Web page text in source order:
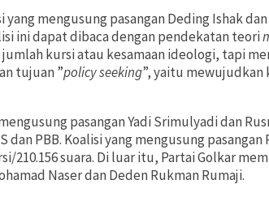
mengusung pasangan Deding Ishak
ini dapat dibaca dengan pendekatan teori
kursi atau kesamaan ideologi, tapi
tujuan ”policy seeking”, yaitu mewujudkan
pasangan Yadi Srimulyadi dan
PBB. Koalisi yang mengusung
suara. Di luar itu, Partai Golkar
Naser dan Deden Rukman Rumaji.